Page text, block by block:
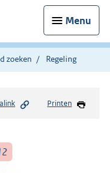
Menu
zoeken Regeling
Printen